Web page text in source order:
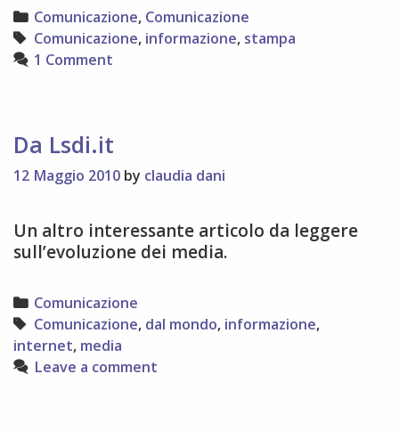
Categories
Comunicazione, Comunicazione
Tags
Comunicazione, informazione, stampa
1 Comment
Da Lsdi.it
12 Maggio 2010 by claudia dani
Un altro interessante articolo da leggere
sull’evoluzione dei media.
Categories
Comunicazione
Tags
Comunicazione, dal mondo, informazione,
internet, media
Leave a comment